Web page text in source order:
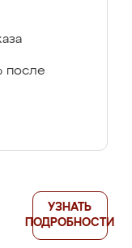
после
УЗНАТЬ
ПОДРОБНОСТИ